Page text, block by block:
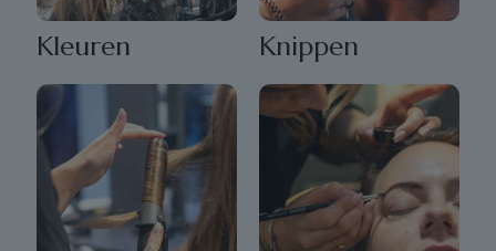
Kleuren Knippen